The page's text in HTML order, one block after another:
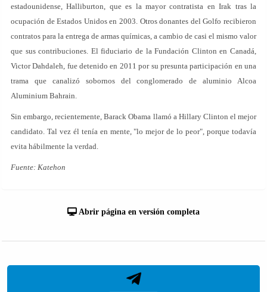
estadounidense, Halliburton, que es la mayor contratista en Irak tras la
ocupación de Estados Unidos en 2003. Otros donantes del Golfo recibieron
contratos para la entrega de armas químicas, a cambio de casi el mismo valor
que sus contribuciones. El fiduciario de la Fundación Clinton en Canadá,
Victor Dahdaleh, fue detenido en 2011 por su presunta participación en una
trama que canalizó sobornos del conglomerado de aluminio Alcoa
Aluminium Bahrain.
Sin embargo, recientemente, Barack Obama llamó a Hillary Clinton el mejor
candidato. Tal vez él tenía en mente, "lo mejor de lo peor", porque todavía
evita hábilmente la verdad.
Fuente: Katehon
Abrir página en versión completa